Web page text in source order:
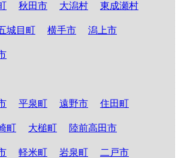
秋田市 大潟村 東成瀬村
城目町 横手市 潟上市
平泉町 遠野市 住田町
町 大槌町 陸前高田市
軽米町 岩泉町 二戸市